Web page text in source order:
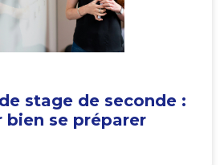
stage de seconde :
bien se préparer